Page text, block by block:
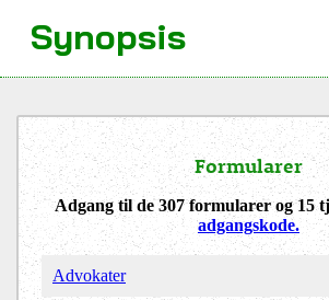
Formularer
Adgang til de 307 formularer og 15
adgangskode.
Advokater
Synopsis